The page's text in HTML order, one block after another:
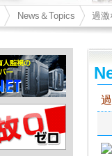
News＆Topics 過激